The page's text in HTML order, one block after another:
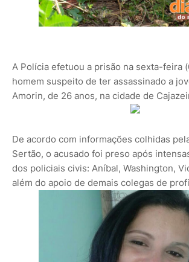
A Polícia efetuou a prisão na sexta-feira
homem suspeito de ter assassinado a
Amorin, de 26 anos, na cidade de
De acordo com informações colhidas
Sertão, o acusado foi preso após
dos policiais civis: Aníbal, Washington,
além do apoio de demais colegas de